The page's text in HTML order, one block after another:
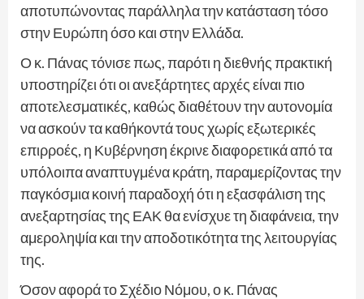
αποτυπώνοντας παράλληλα την κατάσταση τόσο
στην Ευρώπη όσο και στην Ελλάδα.
Ο κ. Πάνας τόνισε πως, παρότι η διεθνής πρακτική
υποστηρίζει ότι οι ανεξάρτητες αρχές είναι πιο
αποτελεσματικές, καθώς διαθέτουν την αυτονομία
να ασκούν τα καθήκοντά τους χωρίς εξωτερικές
επιρροές, η Κυβέρνηση έκρινε διαφορετικά από τα
υπόλοιπα αναπτυγμένα κράτη, παραμερίζοντας την
παγκόσμια κοινή παραδοχή ότι η εξασφάλιση της
ανεξαρτησίας της ΕΑΚ θα ενίσχυε τη διαφάνεια, την
αμεροληψία και την αποδοτικότητα της λειτουργίας
της.
Όσον αφορά το Σχέδιο Νόμου, ο κ. Πάνας